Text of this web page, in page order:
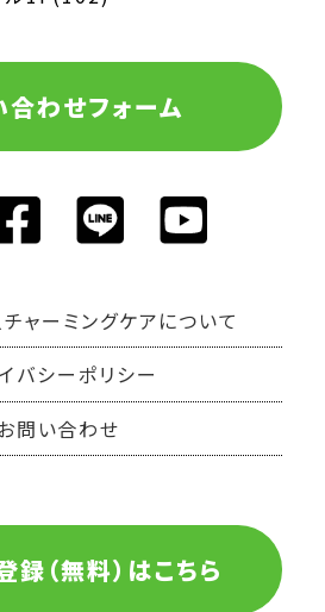
合わせフォーム
ャーミングケアについて
バシーポリシー
問い合わせ
録（無料）はこちら